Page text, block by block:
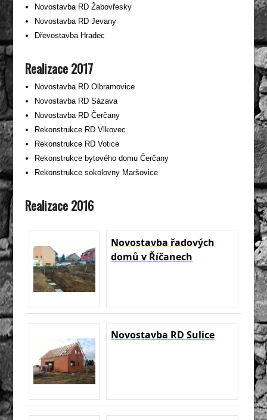
Novostavba RD Žabovřesky
Novostavba RD Jevany
Dřevostavba Hradec
Realizace 2017
Novostavba RD Olbramovice
Novostavba RD Sázava
Novostavba RD Čerčany
Rekonstrukce RD Vlkovec
Rekonstrukce RD Votice
Rekonstrukce bytového domu Čerčany
Rekonstrukce sokolovny Maršovice
Realizace 2016
Novostavba řadových
domů v Říčanech
Novostavba RD Sulice